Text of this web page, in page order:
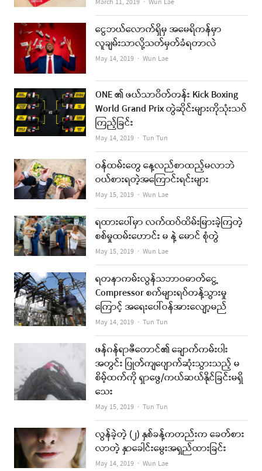
ငွေဘယ်လောက်ရှိမှ အမေရိကန်မှာ
လူချမ်းသာလို့သတ်မှတ်ခံရတာလဲ
May 14, 2019 Author
Wun Lae
ONE ၏ ဖယ်သာဝိတ်တန်း Kick Boxing
World Grand Prix တွဲဆိုင်းများကိုသုံးသပ်
ကြည့်ခြင်း
May 14, 2019 Author
Tun Tun
ဝန်ထမ်းတွေ နေ့လည်စာထည့်မလာဘဲ
ဝယ်စားရတဲ့အကြောင်းရင်းများ
May 15, 2019 Author
Wun Lae
ရထားပေါ်မှာ လက်ထပ်ထိမ်းမြားခဲ့ကြတဲ့
စစ်မှုထမ်းဟောင်း မ နဲ့ မောင် စုံတွဲ
May 15, 2019 Author
Wun Lae
ရတနာကမ်းလွန်သဘာဝဓာတ်ငွေ့
Compressor စက်များရပ်တန့်သွားမှု
ကြောင့် အရေးပေါ်ဝန်အားလျော့မည်
May 14, 2019 Author
Tun Tun
ဖန်ဂန်ရာဇီတောင်၏ ချောက်ကမ်းပါး
အတွင်း ပြုတ်ကျပျောက်ဆုံးသွားသည့် မ
စိမ့်ထက်ကို ရှာဖွေ/ကယ်ဆယ်နိုင်ခြင်းမရှိ
သေး
May 15, 2019 Author
Tun Tun
လွန်ခဲ့တဲ့ (၂) နှစ်ခန့်ကတည်းက ခေတ်စား
လာတဲ့ နှာခေါင်းမွေးအရှည်ထားခြင်း
May 14, 2019 Author
Wun Lae